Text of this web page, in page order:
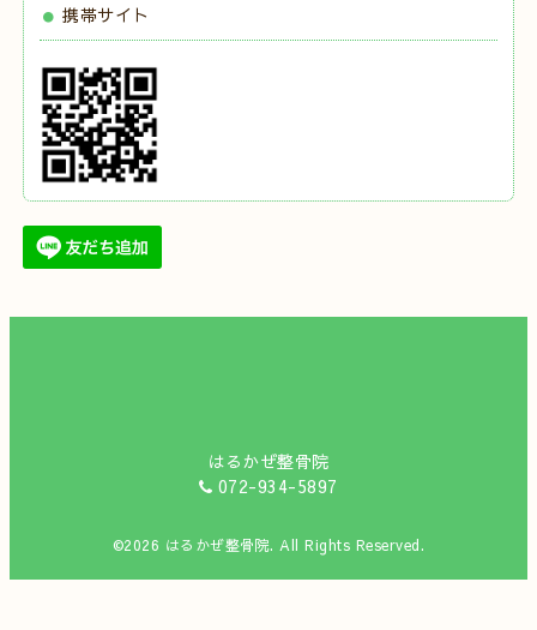
携帯サイト
はるかぜ整骨院
072-934-5897
©2026 はるかぜ整骨院. All Rights Reserved.